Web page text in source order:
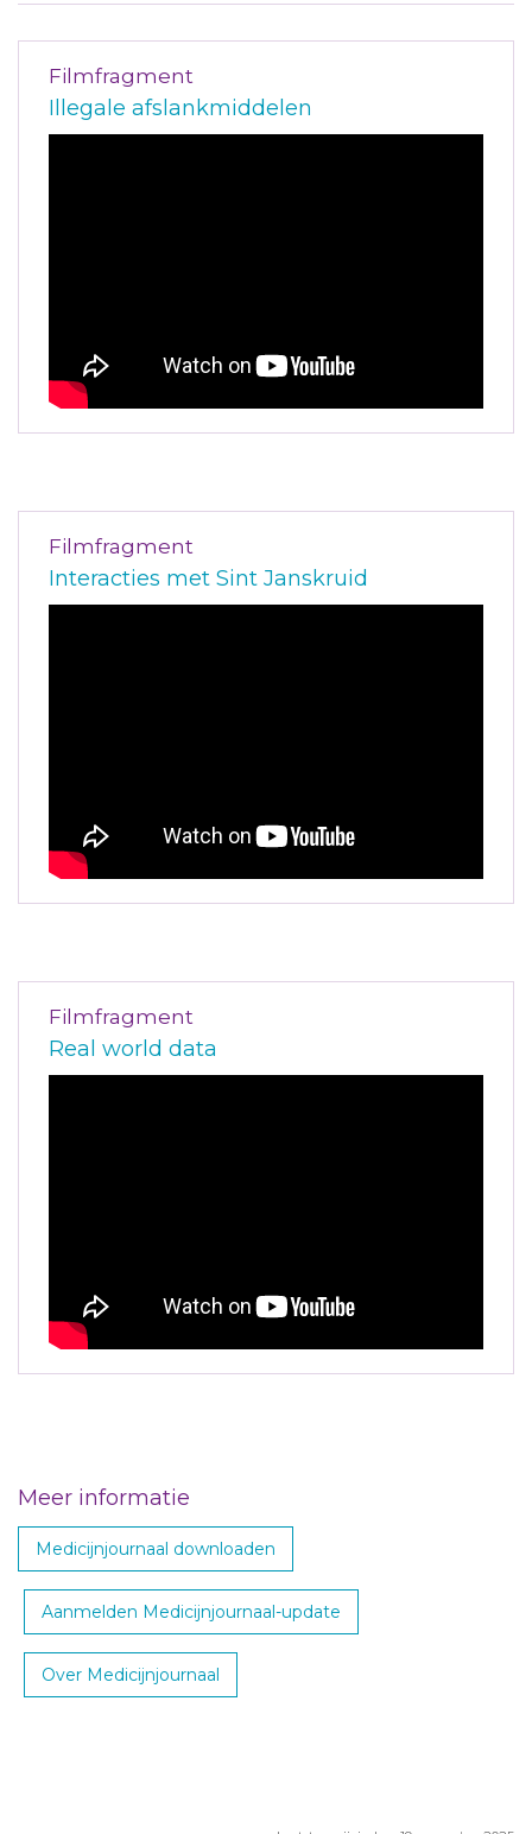
Filmfragment
Illegale afslankmiddelen
Filmfragment
Interacties met Sint Janskruid
Filmfragment
Real world data
Meer informatie
Medicijnjournaal downloaden
Aanmelden Medicijnjournaal-update
Over Medicijnjournaal